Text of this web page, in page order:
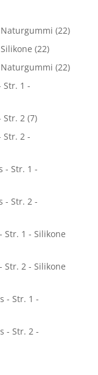
Naturgummi (22)
(22)
Naturgummi (22)
Str. 1 -
Str. 2 (7)
Str. 2 -
- Str. 1 -
- Str. 2 -
Str. 1 - Silikone
Str. 2 - Silikone
- Str. 1 -
- Str. 2 -